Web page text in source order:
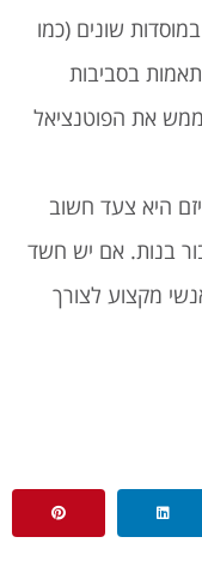
שונים (כמו
בסביבות
את הפוטנציאל
היא צעד חשוב
בנות. אם יש חשד
מקצוע לצורך